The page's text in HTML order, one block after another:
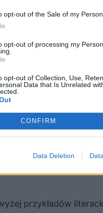
opt-out of the Sale of my
opt-out of processing my
opt-out of Collection, Use,
Data that Is Unrelated
CONFIRM
Data Deletion
Oranie, które
i społeczny chaos po
którym
dawało
dżumę, nad którą
epidemii była
w kordony
to ułatwiali
się opanować, nie
przykładów